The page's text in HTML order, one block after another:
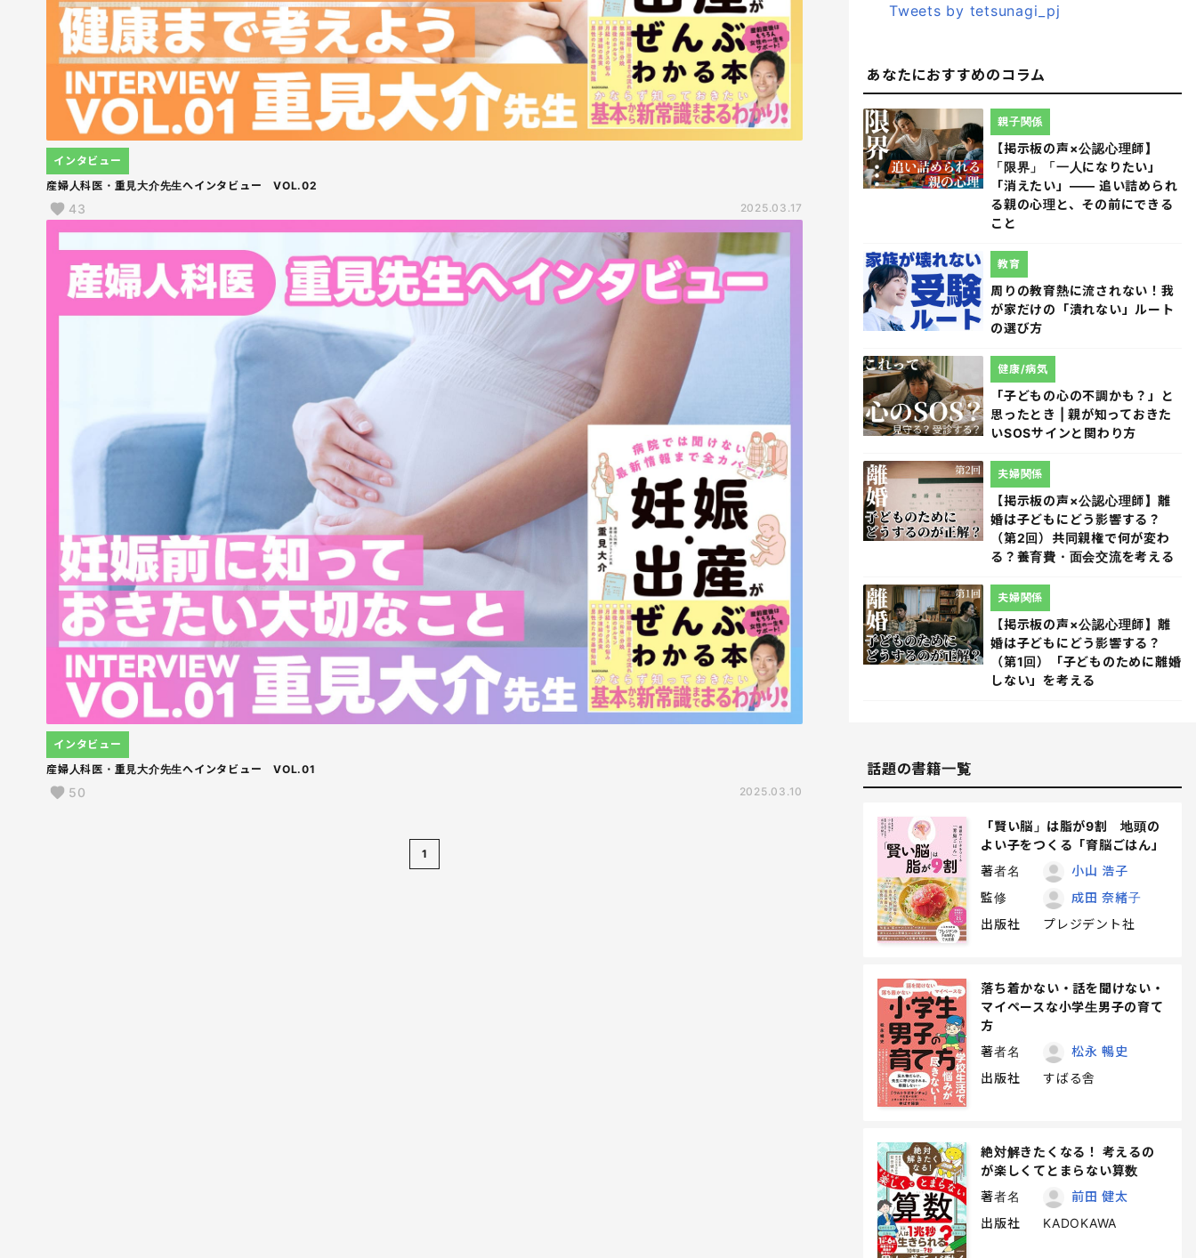
産婦人科医・重見大介先生へインタビュー VOL.02
インタビュー
43 2025.03.17
産婦人科医・重見大介先生へインタビュー VOL.01
インタビュー
50 2025.03.10
1
Tweets by tetsunagi_pj
あなたにおすすめのコラム
【掲示板の声×公認心理師】
「限界」「一人になりたい」
「消えたい」―― 追い詰められ
る親の心理と、その前にできる
こと
親子関係
周りの教育熱に流されない！我
が家だけの「潰れない」ルート
の選び方
教育
「子どもの心の不調かも？」と
思ったとき | 親が知っておきた
いSOSサインと関わり方
健康/病気
【掲示板の声×公認心理師】離
婚は子どもにどう影響する？
（第2回）共同親権で何が変わ
る？養育費・面会交流を考える
夫婦関係
【掲示板の声×公認心理師】離
婚は子どもにどう影響する？
（第1回）「子どものために離婚
しない」を考える
夫婦関係
話題の書籍一覧
「賢い脳」は脂が9割 地頭の
よい子をつくる「育脳ごはん」
著者名
小山 浩子
監修
成田 奈緒子
出版社
プレジデント社
落ち着かない・話を聞けない・
マイペースな小学生男子の育て
方
著者名
松永 暢史
出版社
すばる舎
絶対解きたくなる！ 考えるの
が楽しくてとまらない算数
著者名
前田 健太
出版社
KADOKAWA